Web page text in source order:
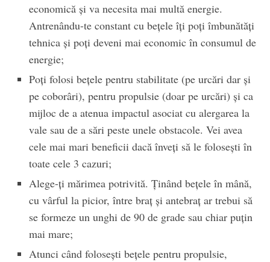
economică și va necesita mai multă energie.
Antrenându-te constant cu bețele îți poți îmbunătăți
tehnica și poți deveni mai economic în consumul de
energie;
Poți folosi bețele pentru stabilitate (pe urcări dar și
pe coborâri), pentru propulsie (doar pe urcări) și ca
mijloc de a atenua impactul asociat cu alergarea la
vale sau de a sări peste unele obstacole. Vei avea
cele mai mari beneficii dacă înveți să le folosești în
toate cele 3 cazuri;
Alege-ți mărimea potrivită. Ținând bețele în mână,
cu vârful la picior, între braț și antebraț ar trebui să
se formeze un unghi de 90 de grade sau chiar puțin
mai mare;
Atunci când folosești bețele pentru propulsie,